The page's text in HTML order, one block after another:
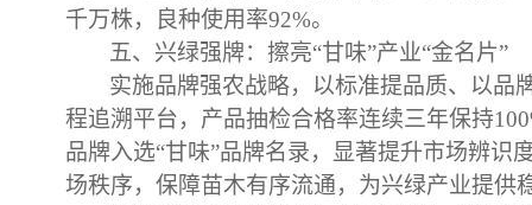
千万株，良种使用率92%。
五、 兴绿强牌：擦亮“甘味”产业“金名片”
实施品牌强农战略，以标准提品质、以品
程追溯平台，产品抽检合格率连续三年保持
品牌入选“甘味”品牌名录，显著提升市场辨识
场秩序，保障苗木有序流通，为兴绿产业提供